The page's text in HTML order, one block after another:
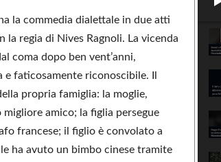
la commedia dialettale in due atti
la regia di Nives Ragnoli. La vicenda
coma dopo ben vent’anni,
faticosamente riconoscibile. Il
propria famiglia: la moglie,
amico; la figlia persegue
francese; il figlio è convolato a
ha avuto un bimbo cinese tramite